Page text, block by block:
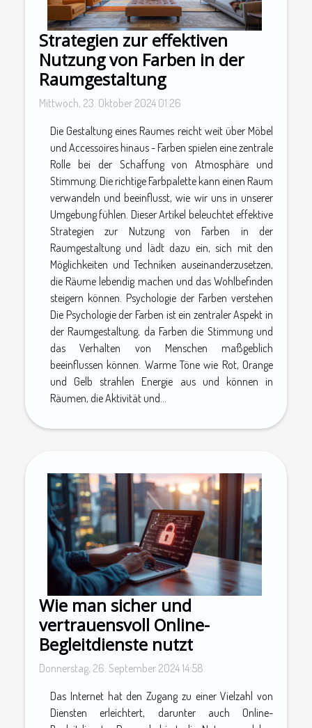
Strategien zur effektiven
Nutzung von Farben in der
Raumgestaltung
Mittwoch, 23. Oktober 2024 01:26
Die Gestaltung eines Raumes reicht weit über Möbel
und Accessoires hinaus - Farben spielen eine zentrale
Rolle bei der Schaffung von Atmosphäre und
Stimmung. Die richtige Farbpalette kann einen Raum
verwandeln und beeinflusst, wie wir uns in unserer
Umgebung fühlen. Dieser Artikel beleuchtet effektive
Strategien zur Nutzung von Farben in der
Raumgestaltung und lädt dazu ein, sich mit den
Möglichkeiten und Techniken auseinanderzusetzen,
die Räume lebendig machen und das Wohlbefinden
steigern können. Psychologie der Farben verstehen
Die Psychologie der Farben ist ein zentraler Aspekt in
der Raumgestaltung, da Farben die Stimmung und
das Verhalten von Menschen maßgeblich
beeinflussen können. Warme Töne wie Rot, Orange
und Gelb strahlen Energie aus und können in
Räumen, die Aktivität und...
Wie man sicher und
vertrauensvoll Online-
Begleitdienste nutzt
Donnerstag, 26. September 2024 14:58
Das Internet hat den Zugang zu einer Vielzahl von
Diensten erleichtert, darunter auch Online-